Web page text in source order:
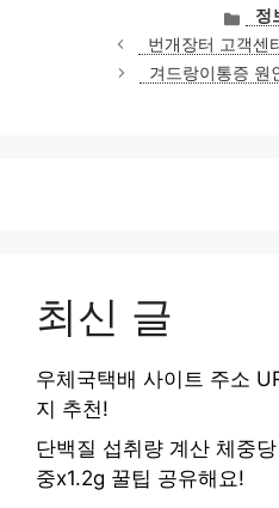
카
테
고
리
정
번개장터 고객센
겨드랑이통증 원
최신 글
우체국택배 사이트 주소
지 추천!
단백질 섭취량 계산 체중
중x1.2g 꿀팁 공유해요!